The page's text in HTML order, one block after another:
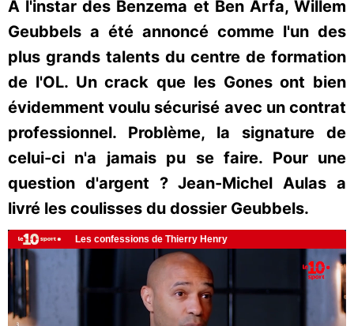
A l'instar des Benzema et Ben Arfa, Willem
Geubbels a été annoncé comme l'un des
plus grands talents du centre de formation
de l'OL. Un crack que les Gones ont bien
évidemment voulu sécurisé avec un contrat
professionnel. Problème, la signature de
celui-ci n'a jamais pu se faire. Pour une
question d'argent ? Jean-Michel Aulas a
livré les coulisses du dossier Geubbels.